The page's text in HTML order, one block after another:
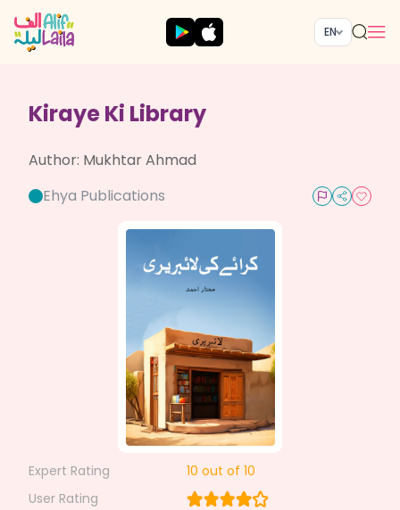
EN
Kiraye Ki Library
Author: Mukhtar Ahmad
Ehya Publications
Expert Rating 10 out of 10
User Rating